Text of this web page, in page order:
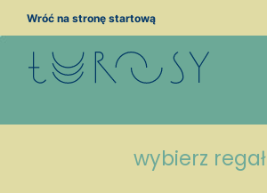
Wróć na stronę startową
wybierz regał